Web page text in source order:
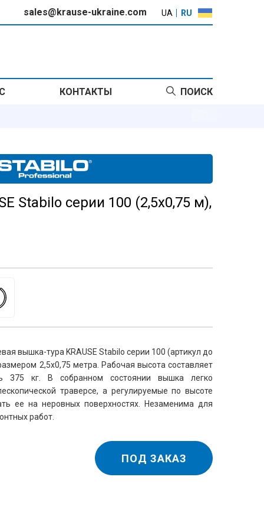
sales@krause-ukraine.com UA RU
КОНТАКТЫ ПОИСК
Stabilo серии 100 (2,5х0,75 м),
вышка-тура KRAUSE Stabilo серии 100 (артикул до
2,5х0,75 метра. Рабочая высота составляет
375 кг. В собранном состоянии вышка легко
траверсе, а регулируемые по высоте
ее на неровных поверхностях. Незаменима для
работ.
ПОД ЗАКАЗ